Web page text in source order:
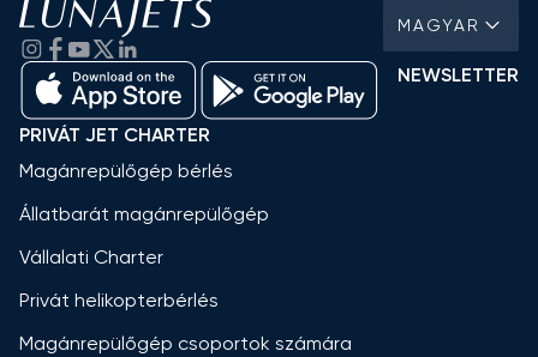
MAGYAR
NEWSLETTER
PRIVÁT JET CHARTER
Magánrepülőgép bérlés
Állatbarát magánrepülőgép
Vállalati Charter
Privát helikopterbérlés
Magánrepülőgép csoportok számára